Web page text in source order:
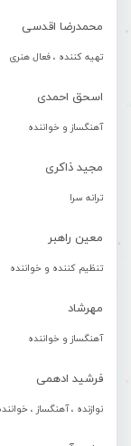
محمدرضا اقدسی
تهیه کننده ، فعال هنری
اسحق احمدی
آهنگساز و خواننده
مجید ذاکری
ترانه سرا
معین راهبر
تنظیم کننده و خواننده
مهرشاد
آهنگساز و خواننده
فرشید ادهمی
نوازنده ، آهنگساز ،